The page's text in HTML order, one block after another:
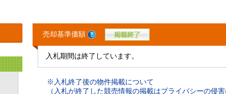
売却基準価額
入札期間は終了しています。
※入札終了後の物件掲載について
（入札が終了した競売情報の掲載はプライバシーの侵害